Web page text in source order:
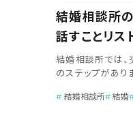
結婚相談所
話すことリ
結婚相談所では、
のステップがあり
結婚相談所 結婚